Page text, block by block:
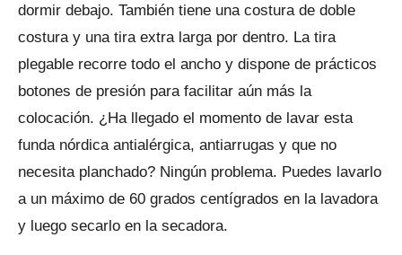
dormir debajo. También tiene una costura de doble
costura y una tira extra larga por dentro. La tira
plegable recorre todo el ancho y dispone de prácticos
botones de presión para facilitar aún más la
colocación. ¿Ha llegado el momento de lavar esta
funda nórdica antialérgica, antiarrugas y que no
necesita planchado? Ningún problema. Puedes lavarlo
a un máximo de 60 grados centígrados en la lavadora
y luego secarlo en la secadora.